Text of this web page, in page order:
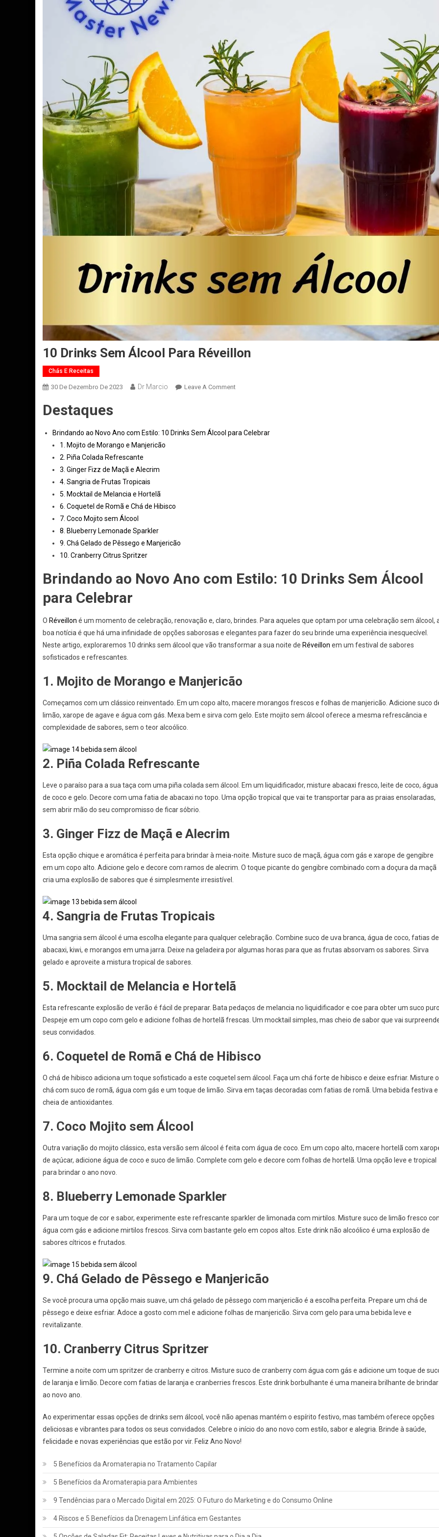
10 Drinks Sem Álcool Para Réveillon
Chás E Receitas
30 De Dezembro De 2023 Dr Marcio Leave A Comment
Destaques
Brindando ao Novo Ano com Estilo: 10 Drinks Sem Álcool para Celebrar
1. Mojito de Morango e Manjericão
2. Piña Colada Refrescante
3. Ginger Fizz de Maçã e Alecrim
4. Sangria de Frutas Tropicais
5. Mocktail de Melancia e Hortelã
6. Coquetel de Romã e Chá de Hibisco
7. Coco Mojito sem Álcool
8. Blueberry Lemonade Sparkler
9. Chá Gelado de Pêssego e Manjericão
10. Cranberry Citrus Spritzer
Brindando ao Novo Ano com Estilo: 10 Drinks Sem Álcool
para Celebrar
O Réveillon é um momento de celebração, renovação e, claro, brindes. Para aqueles que optam por uma celebração sem álcool,
boa notícia é que há uma infinidade de opções saborosas e elegantes para fazer do seu brinde uma experiência inesquecível.
Neste artigo, exploraremos 10 drinks sem álcool que vão transformar a sua noite de Réveillon em um festival de sabores
sofisticados e refrescantes.
1. Mojito de Morango e Manjericão
Começamos com um clássico reinventado. Em um copo alto, macere morangos frescos e folhas de manjericão. Adicione suco
limão, xarope de agave e água com gás. Mexa bem e sirva com gelo. Este mojito sem álcool oferece a mesma refrescância e
complexidade de sabores, sem o teor alcoólico.
2. Piña Colada Refrescante
Leve o paraíso para a sua taça com uma piña colada sem álcool. Em um liquidificador, misture abacaxi fresco, leite de coco, água
de coco e gelo. Decore com uma fatia de abacaxi no topo. Uma opção tropical que vai te transportar para as praias ensolaradas,
sem abrir mão do seu compromisso de ficar sóbrio.
3. Ginger Fizz de Maçã e Alecrim
Esta opção chique e aromática é perfeita para brindar à meia-noite. Misture suco de maçã, água com gás e xarope de gengibre
em um copo alto. Adicione gelo e decore com ramos de alecrim. O toque picante do gengibre combinado com a doçura da maçã
cria uma explosão de sabores que é simplesmente irresistível.
4. Sangria de Frutas Tropicais
Uma sangria sem álcool é uma escolha elegante para qualquer celebração. Combine suco de uva branca, água de coco, fatias de
abacaxi, kiwi, e morangos em uma jarra. Deixe na geladeira por algumas horas para que as frutas absorvam os sabores. Sirva
gelado e aproveite a mistura tropical de sabores.
5. Mocktail de Melancia e Hortelã
Esta refrescante explosão de verão é fácil de preparar. Bata pedaços de melancia no liquidificador e coe para obter um suco
Despeje em um copo com gelo e adicione folhas de hortelã frescas. Um mocktail simples, mas cheio de sabor que vai
seus convidados.
6. Coquetel de Romã e Chá de Hibisco
O chá de hibisco adiciona um toque sofisticado a este coquetel sem álcool. Faça um chá forte de hibisco e deixe esfriar. Misture o
chá com suco de romã, água com gás e um toque de limão. Sirva em taças decoradas com fatias de romã. Uma bebida festiva e
cheia de antioxidantes.
7. Coco Mojito sem Álcool
Outra variação do mojito clássico, esta versão sem álcool é feita com água de coco. Em um copo alto, macere hortelã com
de açúcar, adicione água de coco e suco de limão. Complete com gelo e decore com folhas de hortelã. Uma opção leve e tropical
para brindar o ano novo.
8. Blueberry Lemonade Sparkler
Para um toque de cor e sabor, experimente este refrescante sparkler de limonada com mirtilos. Misture suco de limão fresco
água com gás e adicione mirtilos frescos. Sirva com bastante gelo em copos altos. Este drink não alcoólico é uma explosão de
sabores cítricos e frutados.
9. Chá Gelado de Pêssego e Manjericão
Se você procura uma opção mais suave, um chá gelado de pêssego com manjericão é a escolha perfeita. Prepare um chá de
pêssego e deixe esfriar. Adoce a gosto com mel e adicione folhas de manjericão. Sirva com gelo para uma bebida leve e
revitalizante.
10. Cranberry Citrus Spritzer
Termine a noite com um spritzer de cranberry e citros. Misture suco de cranberry com água com gás e adicione um toque de
de laranja e limão. Decore com fatias de laranja e cranberries frescos. Este drink borbulhante é uma maneira brilhante de brindar
ao novo ano.
Ao experimentar essas opções de drinks sem álcool, você não apenas mantém o espírito festivo, mas também oferece opções
deliciosas e vibrantes para todos os seus convidados. Celebre o início do ano novo com estilo, sabor e alegria. Brinde à saúde,
felicidade e novas experiências que estão por vir. Feliz Ano Novo!
5 Benefícios da Aromaterapia no Tratamento Capilar
5 Benefícios da Aromaterapia para Ambientes
9 Tendências para o Mercado Digital em 2025: O Futuro do Marketing e do Consumo Online
4 Riscos e 5 Benefícios da Drenagem Linfática em Gestantes